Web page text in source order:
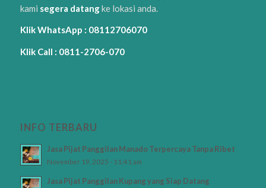
kami segera datangke lokasi anda.
Klik WhatsApp : 08112706070
Klik Call : 0811-2706-070
INFO TERBARU
Jasa Pijat Panggilan Manado Terpercaya Tanpa Ribet
November 19, 2025 - 11:41 am
Jasa Pijat Panggilan Kupang yang Siap Datang